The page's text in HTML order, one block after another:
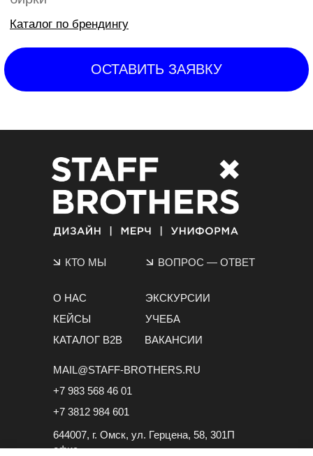
644007, г. Омск, ул. Герцена, 58, 301П
офис
MAIL@STAFF-BROTHERS.RU
+7 983 568 46 01
+7 3812 984 601
О НАС
КЕЙСЫ
КАТАЛОГ B2B
ЭКСКУРСИИ
УЧЕБА
ВАКАНСИИ
КТО МЫ ВОПРОС — ОТВЕТ